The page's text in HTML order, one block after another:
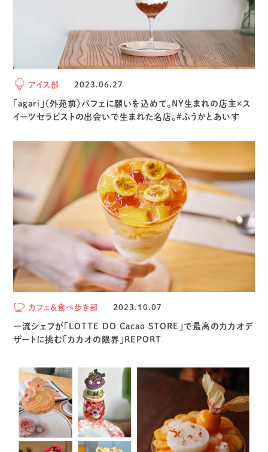
アイス部 2023.06.27
「agari」（外苑前）パフェに願いを込めて。NY生まれの店主×ス
イーツセラピストの出会いで生まれた名店。#ふうかとあいす
カフェ＆食べ歩き部 2023.10.07
一流シェフが「LOTTE DO Cacao STORE」で最高のカカオデ
ザートに挑む「カカオの限界」REPORT